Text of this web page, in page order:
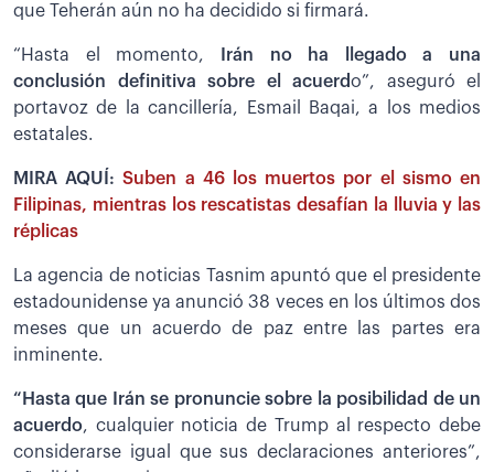
que Teherán aún no ha decidido si firmará.
“Hasta el momento,
Irán no ha llegado a una
conclusión definitiva sobre el acuerdo”, aseguró el
portavoz de la cancillería, Esmail Baqai, a los medios
estatales.
MIRA AQUÍ: Suben a 46 los muertos por el sismo en
Filipinas, mientras los rescatistas desafían la lluvia y las
réplicas
La agencia de noticias Tasnim apuntó que el presidente
estadounidense ya anunció 38 veces en los últimos dos
meses que un acuerdo de paz entre las partes era
inminente.
“Hasta que Irán se pronuncie sobre la posibilidad de un
acuerdo, cualquier noticia de Trump al respecto debe
considerarse igual que sus declaraciones anteriores”,